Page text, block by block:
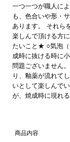
一つ一つが職人に
も、色合いや形・
あります。 それら
楽しんで頂ける方
たいこと★ ○気泡（
成時に抜ける時に
問題ございません
り、釉薬が流れて
いとして楽しんで
が、焼成時に現れ
商品内容